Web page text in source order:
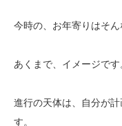
今時の、お年寄りはそん
あくまで、イメージです
進行の天体は、自分が
す。